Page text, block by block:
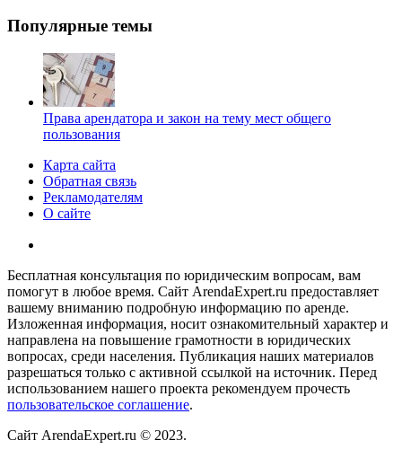
Популярные темы
Права арендатора и закон на тему мест общего
пользования
Карта сайта
Обратная связь
Рекламодателям
О сайте
Бесплатная консультация по юридическим вопросам, вам
помогут в любое время. Сайт ArendaExpert.ru предоставляет
вашему вниманию подробную информацию по аренде.
Изложенная информация, носит ознакомительный характер и
направлена на повышение грамотности в юридических
вопросах, среди населения. Публикация наших материалов
разрешаться только с активной ссылкой на источник. Перед
использованием нашего проекта рекомендуем прочесть
пользовательское соглашение.
Сайт ArendaExpert.ru © 2023.